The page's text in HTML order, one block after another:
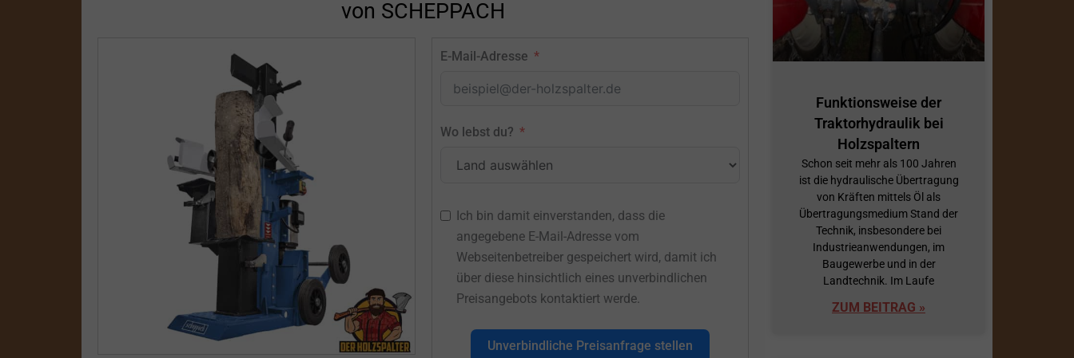
von SCHEPPACH
E-Mail-Adresse
Wo lebst du?
Ich bin damit einverstanden, dass die
angegebene E-Mail-Adresse vom
Webseitenbetreiber gespeichert wird, damit ich
über diese hinsichtlich eines unverbindlichen
Preisangebots kontaktiert werde.
Unverbindliche Preisanfrage stellen
Funktionsweise der
Traktorhydraulik bei
Holzspaltern
Schon seit mehr als 100 Jahren
ist die hydraulische Übertragung
von Kräften mittels Öl als
Übertragungsmedium Stand der
Technik, insbesondere bei
Industrieanwendungen, im
Baugewerbe und in der
Landtechnik. Im Laufe
ZUM BEITRAG »